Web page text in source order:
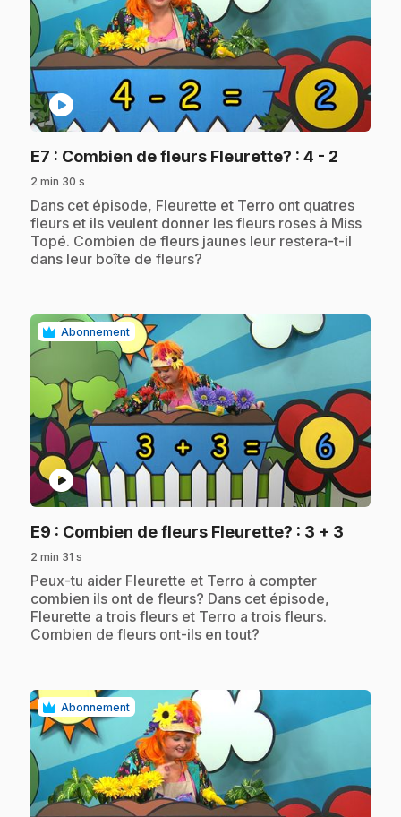
play_circle
E7 : Combien de fleurs Fleurette? : 4 - 2
2 min 30 s
.Dans cet épisode, Fleurette et Terro ont quatres
fleurs et ils veulent donner les fleurs roses à Miss
Topé. Combien de fleurs jaunes leur restera-t-il
dans leur boîte de fleurs?
Abonnement
play_circle
E9 : Combien de fleurs Fleurette? : 3 + 3
2 min 31 s
.Peux-tu aider Fleurette et Terro à compter
combien ils ont de fleurs? Dans cet épisode,
Fleurette a trois fleurs et Terro a trois fleurs.
Combien de fleurs ont-ils en tout?
Abonnement